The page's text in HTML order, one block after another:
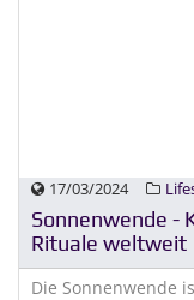
17/03/2024
Sonnenwende -
Rituale weltweit
Die Sonnenwende